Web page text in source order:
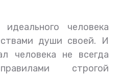
человека
души своей. И
человека не всегда
строгой